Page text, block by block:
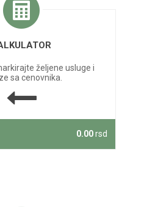
željene usluge i
sa cenovnika.
0.00rsd